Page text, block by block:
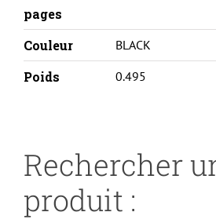
pages
Couleur
BLACK
Poids 0.495
Rechercher
produit :